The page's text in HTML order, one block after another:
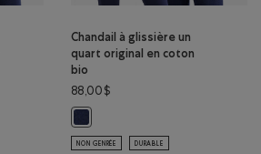
Chandail à glissière un
quart original en coton
bio
88,00$
NON GENRÉE DURABLE